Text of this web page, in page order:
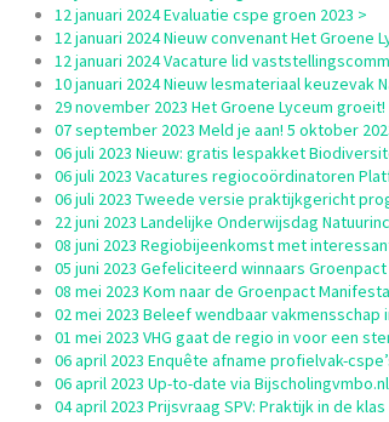
12 januari 2024 Evaluatie cspe groen 2023 >
12 januari 2024 Nieuw convenant Het Groene
12 januari 2024 Vacature lid
10 januari 2024 Nieuw lesmateriaal keuzevak
29 november 2023 Het Groene Lyceum groeit!
07 september 2023 Meld je aan! 5 oktober
06 juli 2023 Nieuw: gratis lespakket
06 juli 2023 Vacatures regiocoördinatoren
06 juli 2023 Tweede versie praktijkgericht
22 juni 2023 Landelijke Onderwijsdag
08 juni 2023 Regiobijeenkomst met
05 juni 2023 Gefeliciteerd winnaars
08 mei 2023 Kom naar de Groenpact
02 mei 2023 Beleef wendbaar vakmensschap
01 mei 2023 VHG gaat de regio in voor een
06 april 2023 Enquête afname profielvak-
06 april 2023 Up-to-date via
04 april 2023 Prijsvraag SPV: Praktijk in de klas